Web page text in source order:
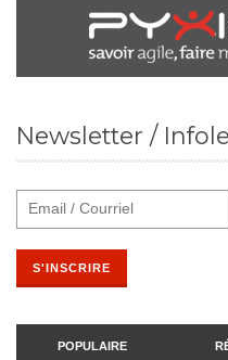
Newsletter /
POPULAIRE